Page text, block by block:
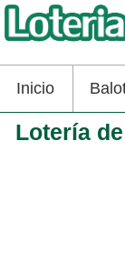
Inicio
Lotería